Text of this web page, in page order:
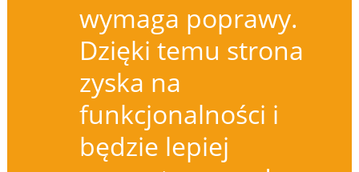
wymaga poprawy.
Dzięki temu strona
zyska na
funkcjonalności i
będzie lepiej